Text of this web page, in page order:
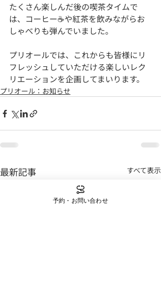
たくさん楽しんだ後の喫茶タイムで
は、コーヒー☕や紅茶を飲みながらお
しゃべりも弾んでいました。
プリオールでは、これからも皆様にリ
フレッシュしていただける楽しいレク
リエーションを企画してまいります。
プリオール：お知らせ
最新記事 すべて表示
予約・お問い合わせ